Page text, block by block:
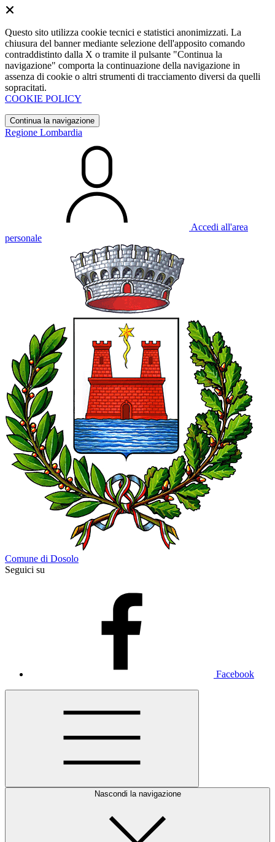
Questo sito utilizza cookie tecnici e statistici anonimizzati. La
chiusura del banner mediante selezione dell'apposito comando
contraddistinto dalla X o tramite il pulsante "Continua la
navigazione" comporta la continuazione della navigazione in
assenza di cookie o altri strumenti di tracciamento diversi da quelli
sopracitati.
COOKIE POLICY
Continua la navigazione
Regione Lombardia
Accedi all'area
personale
Comune di Dosolo
Seguici su
Facebook
Nascondi la navigazione